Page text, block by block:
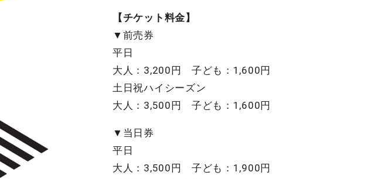
【チケット料金】
▼前売券
平日
大人：3,200円 子ども：1,600円
土日祝ハイシーズン
大人：3,500円 子ども：1,600円
▼当日券
平日
大人：3,500円 子ども：1,900円